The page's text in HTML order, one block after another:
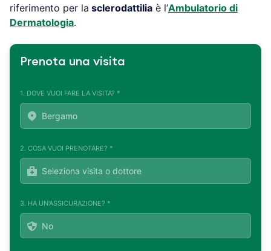
riferimento per la sclerodattilia è l’Ambulatorio di
Dermatologia.
Prenota una visita
1. DOVE VUOI FARE LA VISITA? *
2. COSA VUOI PRENOTARE? *
3. HA UN'ASSICURAZIONE? *